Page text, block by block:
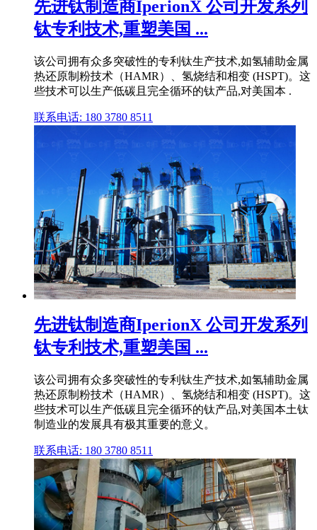
先进钛制造商IperionX 公司开发系列
钛专利技术,重塑美国 ...
该公司拥有众多突破性的专利钛生产技术,如氢辅助金属
热还原制粉技术（HAMR）、氢烧结和相变 (HSPT)。这
些技术可以生产低碳且完全循环的钛产品,对美国本 .
联系电话: 180 3780 8511
先进钛制造商IperionX 公司开发系列
钛专利技术,重塑美国 ...
该公司拥有众多突破性的专利钛生产技术,如氢辅助金属
热还原制粉技术（HAMR）、氢烧结和相变 (HSPT)。这
些技术可以生产低碳且完全循环的钛产品,对美国本土钛
制造业的发展具有极其重要的意义。
联系电话: 180 3780 8511